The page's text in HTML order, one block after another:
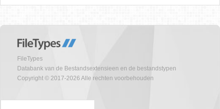
FileTypes
Databank van de Bestandsextensieen en de bestandstypen
Copyright © 2017-2026 Alle rechten voorbehouden